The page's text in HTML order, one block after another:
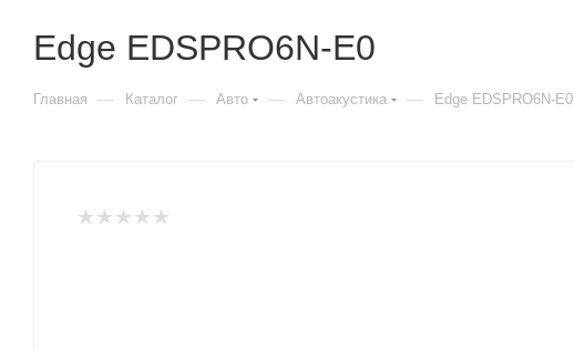
Edge EDSPRO6N-E0
Главная — Каталог — Авто — Автоакустика — Edge EDSPRO6N-E0